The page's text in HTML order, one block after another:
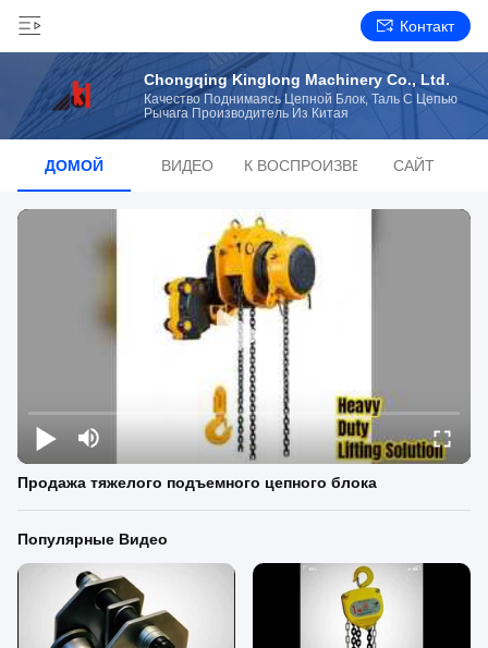
Контакт
Chongqing Kinglong Machinery Co., Ltd.
Качество Поднимаясь Цепной Блок, Таль С Цепью
Рычага Производитель Из Китая
ДОМОЙ ВИДЕОСПИСОК ВОСПРОИЗВЕДЕНИЙСАЙТ
Продажа тяжелого подъемного цепного блока
Популярные Видео